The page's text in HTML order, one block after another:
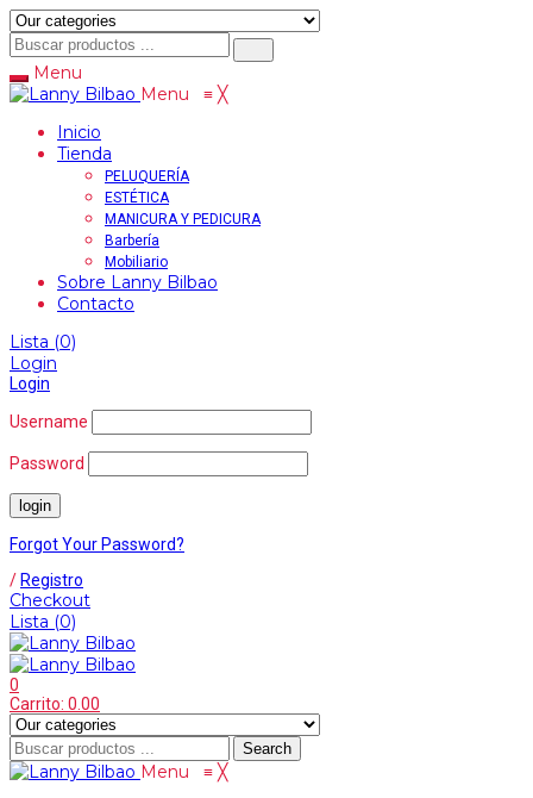
Menu
Menu ≡ ╳
Inicio
Tienda
PELUQUERÍA
ESTÉTICA
MANICURA Y PEDICURA
Barbería
Mobiliario
Sobre Lanny Bilbao
Contacto
Lista (0)
Login
Login
Username
Password
Forgot Your Password?
/ Registro
Checkout
Lista (0)
0
Carrito: 0.00
Search
Menu ≡ ╳